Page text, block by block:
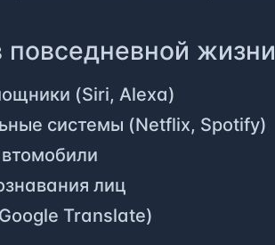
жизни
(Siri, Alexa)
системы (Netflix, Spotify)
лиц
Translate)